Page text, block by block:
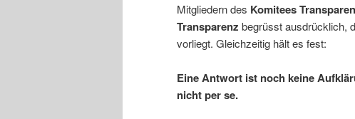
Mitgliedern des Komitees
Transparenz begrüsst ausdrücklich,
vorliegt. Gleichzeitig hält es fest:
Eine Antwort ist noch keine
nicht per se.